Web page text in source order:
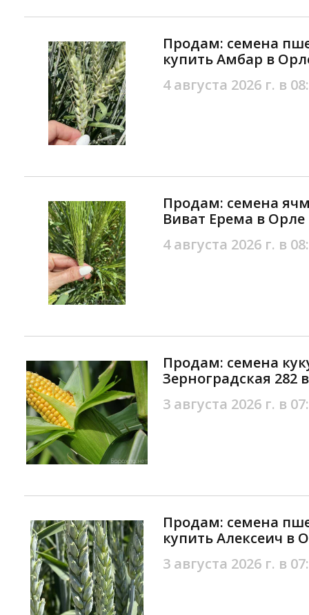
Продам: семена
купить Амбар в
4 августа 2026 г. в
Продам: семена
Виват Ерема в Орле
4 августа 2026 г. в
Продам: семена
Зерноградская 282
3 августа 2026 г. в
Продам: семена
купить Алексеич в
3 августа 2026 г. в